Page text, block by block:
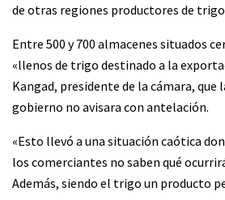
de otras regiones productores de
Entre 500 y 700 almacenes situados
«llenos de trigo destinado a la
Kangad, presidente de la cámara, que
gobierno no avisara con antelación.
«Esto llevó a una situación caótica
los comerciantes no saben qué
Además, siendo el trigo un producto